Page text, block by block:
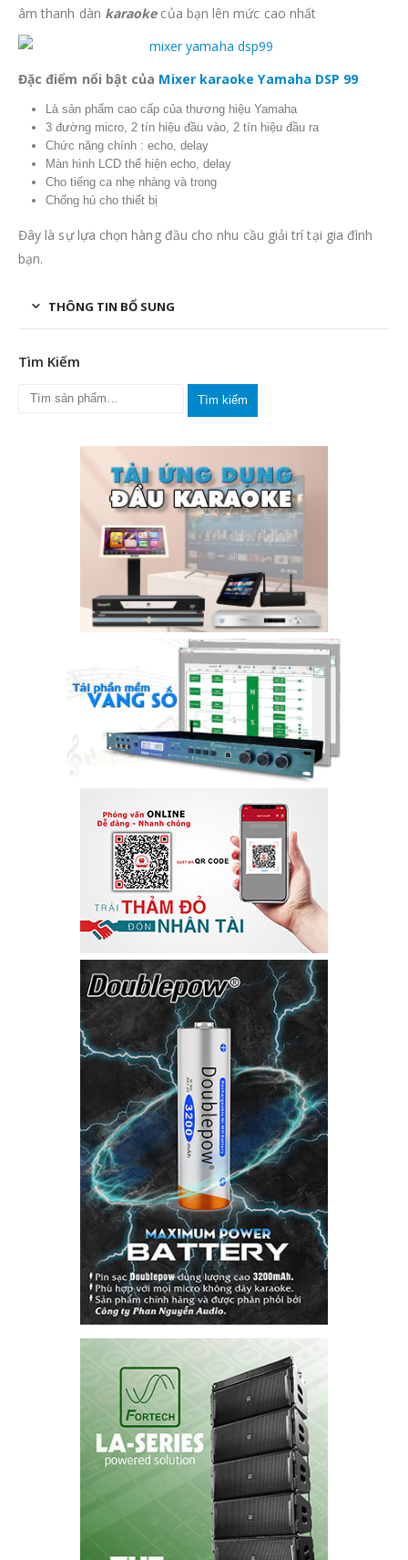
âm thanh dàn karaoke của bạn lên mức cao nhất
Đặc điểm nổi bật của Mixer karaoke Yamaha DSP 99
Là sản phẩm cao cấp của thương hiệu Yamaha
3 đường micro, 2 tín hiệu đầu vào, 2 tín hiệu đầu ra
Chức năng chính : echo, delay
Màn hình LCD thể hiện echo, delay
Cho tiếng ca nhẹ nhàng và trong
Chống hú cho thiết bị
Đây là sự lựa chọn hàng đầu cho nhu cầu giải trí tại gia đình
bạn.
THÔNG TIN BỔ SUNG
Tìm Kiếm
Tìm kiếm